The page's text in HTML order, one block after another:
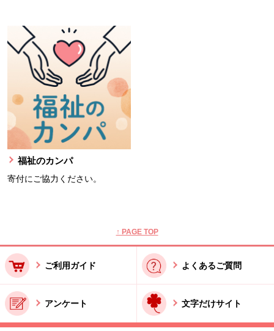
福祉のカンパ
寄付にご協力ください。
↑ PAGE TOP
ご利用ガイド よくあるご質問
アンケート 文字だけサイト